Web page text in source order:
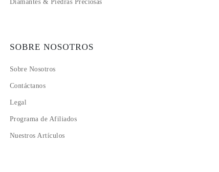
Diamantes & Piedras Preciosas
SOBRE NOSOTROS
Sobre Nosotros
Contáctanos
Legal
Programa de Afiliados
Nuestros Artículos